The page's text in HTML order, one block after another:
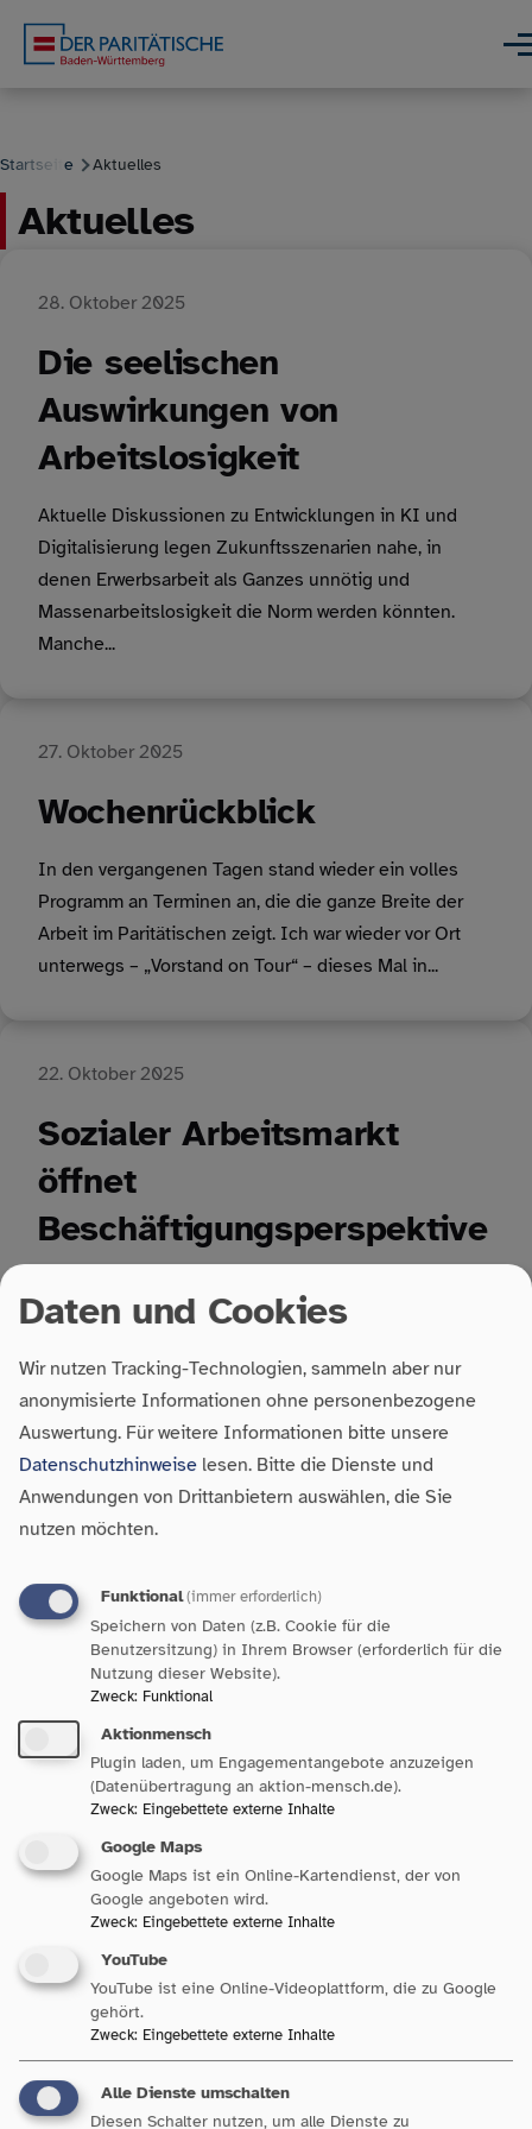
Pfadnavigation
Startseite Aktuelles
Aktuelles
28. Oktober 2025
Die seelischen
Auswirkungen von
Arbeitslosigkeit
Aktuelle Diskussionen zu Entwicklungen in KI und
Digitalisierung legen Zukunftsszenarien nahe, in
denen Erwerbsarbeit als Ganzes unnötig und
Massenarbeitslosigkeit die Norm werden könnten.
Manche...
27. Oktober 2025
Wochenrückblick
In den vergangenen Tagen stand wieder ein volles
Programm an Terminen an, die die ganze Breite der
Arbeit im Paritätischen zeigt. Ich war wieder vor Ort
unterwegs – „Vorstand on Tour“ – dieses Mal in...
22. Oktober 2025
Sozialer Arbeitsmarkt
öffnet
Beschäftigungsperspektive
n
„Sozialer Arbeitsmarkt“ seit 2014 einen eigenen,
kommunal koordinierten Ansatz, um Menschen mit
besonderen Schwierigkeiten beim Zugang zum...
21. Oktober 2025
Zukunft der Arbeits- und
Beschäftigungsförderung
Interview mit Daniel Terzenbach, Vorstand Regionen
der Bundesagentur für Arbeit Der ständige Wandel der
Arbeitswelt stellt immer neue Anforderungen an
Arbeitskräfte. Wie müssen aus Ihrer Sicht Arbeits...
17. Oktober 2025
Wochenrückblick
Dieses Mal ein Rückblick auf zwei Wochen, gefüllt mit
wichtigen Terminen mit Politik, unseren Mitgliedern
und in unseren Gremien. Der Austausch mit der Politik
ist in diesen Zeiten besonders wichtig...
Daten und Cookies
Wir nutzen Tracking-Technologien, sammeln aber nur
anonymisierte Informationen ohne personenbezogene
Auswertung. Für weitere Informationen bitte unsere
Datenschutzhinweise lesen. Bitte die Dienste und
Anwendungen von Drittanbietern auswählen, die Sie
nutzen möchten.
Funktional(immer erforderlich)
Speichern von Daten (z.B. Cookie für die
Benutzersitzung) in Ihrem Browser (erforderlich für die
Nutzung dieser Website).
Zweck: Funktional
Aktionmensch
Plugin laden, um Engagementangebote anzuzeigen
(Datenübertragung an aktion-mensch.de).
Zweck: Eingebettete externe Inhalte
Google Maps
Google Maps ist ein Online-Kartendienst, der von
Google angeboten wird.
Zweck: Eingebettete externe Inhalte
YouTube
YouTube ist eine Online-Videoplattform, die zu Google
gehört.
Zweck: Eingebettete externe Inhalte
Alle Dienste umschalten
Diesen Schalter nutzen, um alle Dienste zu